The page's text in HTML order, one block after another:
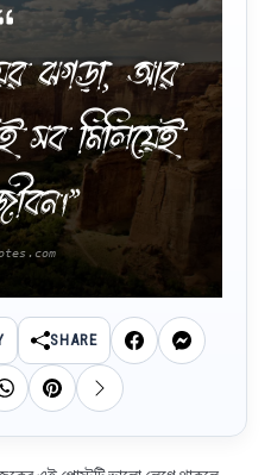
ঝগড়া, আর
সব মিলিয়েই
SHARE